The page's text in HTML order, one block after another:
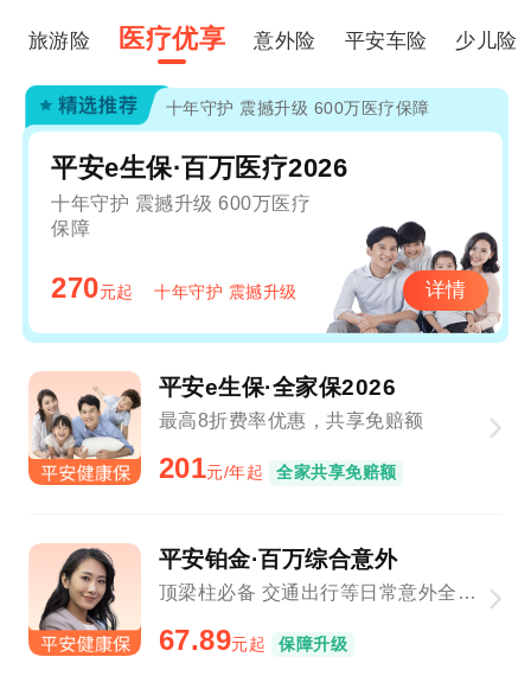
旅游险 医疗优享 意外险 平安车险 少儿险
十年守护 震撼升级 600万医疗保障
平安e生保·百万医疗2026
十年守护 震撼升级 600万医疗
保障
270元起 十年守护 震撼升级 详情
平安e生保·全家保2026
最高8折费率优惠，共享免赔额
201元/年起 全家共享免赔额
平安铂金·百万综合意外
顶梁柱必备 交通出行等日常意外全覆盖
67.89元起 保障升级